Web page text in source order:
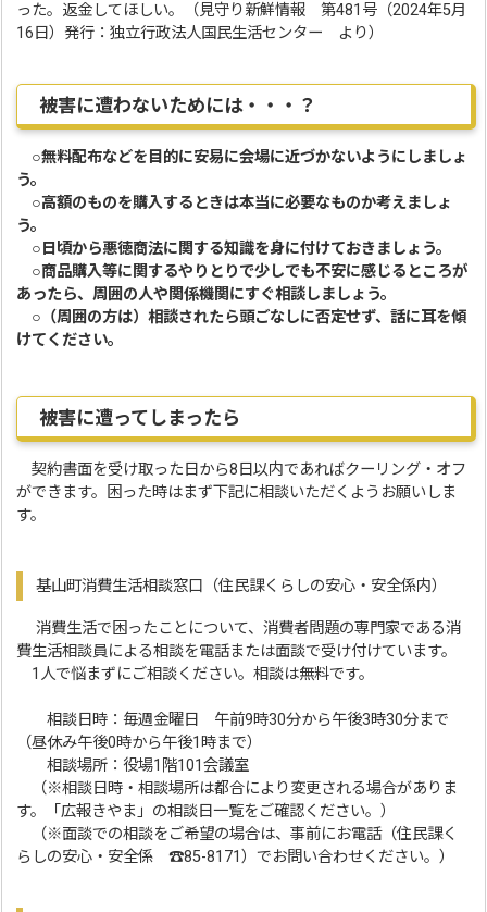
った。返金してほしい。（見守り新鮮情報 第481号（2024年5月
16日）発行：独立行政法人国民生活センター より）
被害に遭わないためには・・・？
○無料配布などを目的に安易に会場に近づかないようにしましょ
う。
○高額のものを購入するときは本当に必要なものか考えましょ
う。
○日頃から悪徳商法に関する知識を身に付けておきましょう。
○商品購入等に関するやりとりで少しでも不安に感じるところが
あったら、周囲の人や関係機関にすぐ相談しましょう。
○（周囲の方は）相談されたら頭ごなしに否定せず、話に耳を傾
けてください。
被害に遭ってしまったら
契約書面を受け取った日から8日以内であればクーリング・オフ
ができます。困った時はまず下記に相談いただくようお願いしま
す。
基山町消費生活相談窓口（住民課くらしの安心・安全係内）
消費生活で困ったことについて、消費者問題の専門家である消
費生活相談員による相談を電話または面談で受け付けています。
1人で悩まずにご相談ください。相談は無料です。
相談日時：毎週金曜日 午前9時30分から午後3時30分まで
（昼休み午後0時から午後1時まで）
相談場所：役場1階101会議室
（※相談日時・相談場所は都合により変更される場合がありま
す。「広報きやま」の相談日一覧をご確認ください。）
（※面談での相談をご希望の場合は、事前にお電話（住民課く
らしの安心・安全係 ☎85-8171）でお問い合わせください。）